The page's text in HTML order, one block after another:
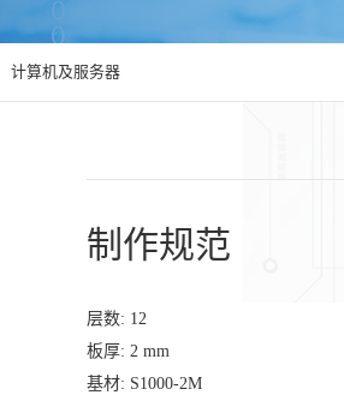
计算机及服务器
制作规范
层数: 12
板厚:2mm
基材: S1000-2M